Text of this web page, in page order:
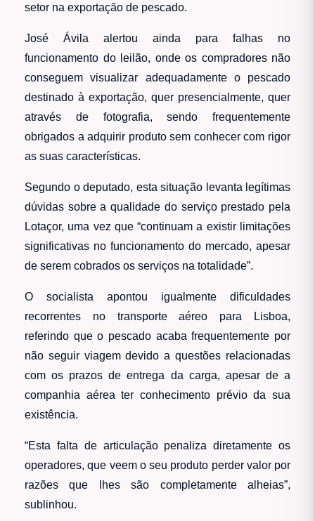
setor na exportação de pescado.
José Ávila alertou ainda para falhas no
funcionamento do leilão, onde os compradores não
conseguem visualizar adequadamente o pescado
destinado à exportação, quer presencialmente, quer
através de fotografia, sendo frequentemente
obrigados a adquirir produto sem conhecer com rigor
as suas características.
Segundo o deputado, esta situação levanta legítimas
dúvidas sobre a qualidade do serviço prestado pela
Lotaçor, uma vez que “continuam a existir limitações
significativas no funcionamento do mercado, apesar
de serem cobrados os serviços na totalidade”.
O socialista apontou igualmente dificuldades
recorrentes no transporte aéreo para Lisboa,
referindo que o pescado acaba frequentemente por
não seguir viagem devido a questões relacionadas
com os prazos de entrega da carga, apesar de a
companhia aérea ter conhecimento prévio da sua
existência.
“Esta falta de articulação penaliza diretamente os
operadores, que veem o seu produto perder valor por
razões que lhes são completamente alheias”,
sublinhou.